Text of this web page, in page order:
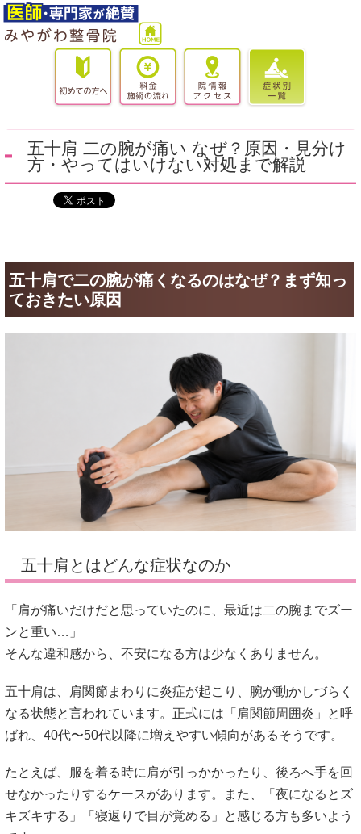
五十肩 二の腕が痛い なぜ？原因・見分け
方・やってはいけない対処まで解説
五十肩で二の腕が痛くなるのはなぜ？まず知っ
ておきたい原因
五十肩とはどんな症状なのか
「肩が痛いだけだと思っていたのに、最近は二の腕までズー
ンと重い…」
そんな違和感から、不安になる方は少なくありません。
五十肩は、肩関節まわりに炎症が起こり、腕が動かしづらく
なる状態と言われています。正式には「肩関節周囲炎」と呼
ばれ、40代〜50代以降に増えやすい傾向があるそうです。
たとえば、服を着る時に肩が引っかかったり、後ろへ手を回
せなかったりするケースがあります。また、「夜になるとズ
キズキする」「寝返りで目が覚める」と感じる方も多いよう